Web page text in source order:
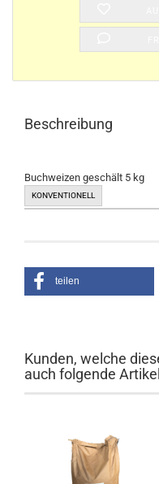
Beschreibung
Buchweizen geschält 5 kg
KONVENTIONELL
teilen
Kunden, welche
auch folgende